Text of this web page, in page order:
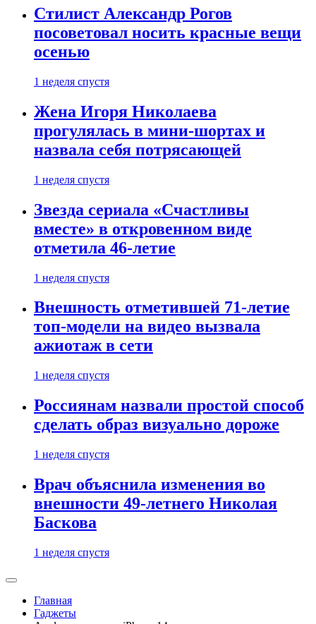
Стилист Александр Рогов
посоветовал носить красные вещи
осенью
1 неделя спустя
Жена Игоря Николаева
прогулялась в мини-шортах и
назвала себя потрясающей
1 неделя спустя
Звезда сериала «Счастливы
вместе» в откровенном виде
отметила 46-летие
1 неделя спустя
Внешность отметившей 71-летие
топ-модели на видео вызвала
ажиотаж в сети
1 неделя спустя
Россиянам назвали простой способ
сделать образ визуально дороже
1 неделя спустя
Врач объяснила изменения во
внешности 49-летнего Николая
Баскова
1 неделя спустя
Главная
Гаджеты